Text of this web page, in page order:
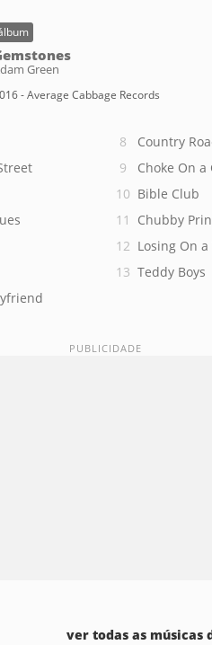
Green
- Average Cabbage Records
Country
Choke On a
Bible Club
Chubby
Losing On
Teddy Boys
ver todas as músicas